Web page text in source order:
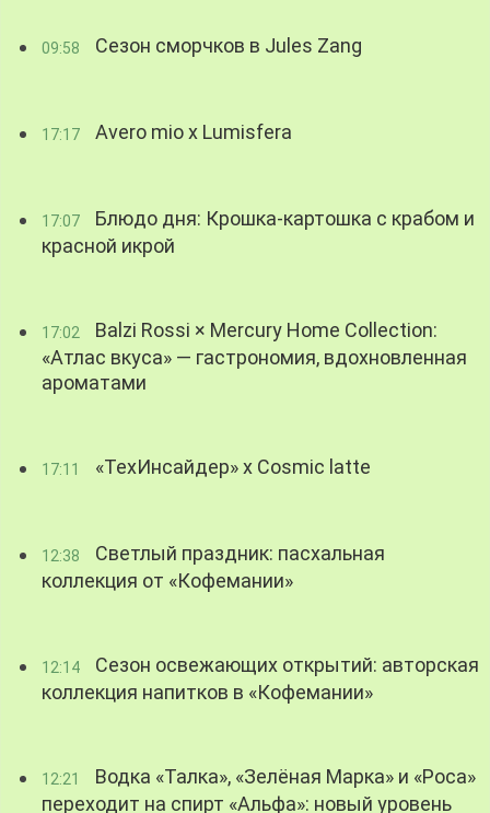
09:58 Сезон сморчков в Jules Zang
17:17 Avero mio x Lumisfera
17:07
Блюдо дня: Крошка-картошка с крабом и
красной икрой
17:02
Balzi Rossi × Mercury Home Collection:
«Атлас вкуса» — гастрономия, вдохновленная
ароматами
17:11 «ТехИнсайдер» х Cosmic latte
12:38
Светлый праздник: пасхальная
коллекция от «Кофемании»
12:14
Сезон освежающих открытий: авторская
коллекция напитков в «Кофемании»
12:21
Водка «Талка», «Зелёная Марка» и «Роса»
переходит на спирт «Альфа»: новый уровень